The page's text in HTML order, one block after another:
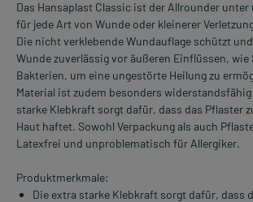
Das Hansaplast Classic ist der Allrounder
für jede Art von Wunde oder kleinerer
Die nicht verklebende Wundauflage schützt
Wunde zuverlässig vor äußeren Einflüssen, wie
Bakterien, um eine ungestörte Heilung zu
Material ist zudem besonders
starke Klebkraft sorgt dafür, dass das Pflaster
Haut haftet. Sowohl Verpackung als auch
Latexfrei und unproblematisch für Allergiker.
Produktmerkmale:
Die extra starke Klebkraft sorgt dafür, dass